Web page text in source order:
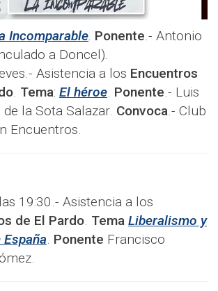
Incomparable Ponente .- Antonio
a Doncel)
Asistencia a los Encuentros
Tema: El héroe Ponente .- Luis
la Sota Salazar. Convoca .- Club
Encuentros.
19:30.- Asistencia a los
de El Pardo Tema Liberalismo y
Ponente Francisco